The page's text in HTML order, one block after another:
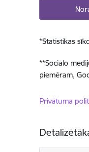
*Statistikas
**Sociālo
piemēram,
Privātuma